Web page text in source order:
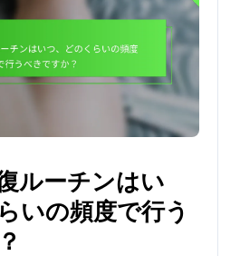
ルーチンはい
いの頻度で行う